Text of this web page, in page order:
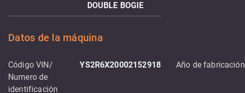
DOUBLE BOGIE
Datos de la máquina
Código VIN/
Numero de
identificación
YS2R6X20002152918 Año de fabricación